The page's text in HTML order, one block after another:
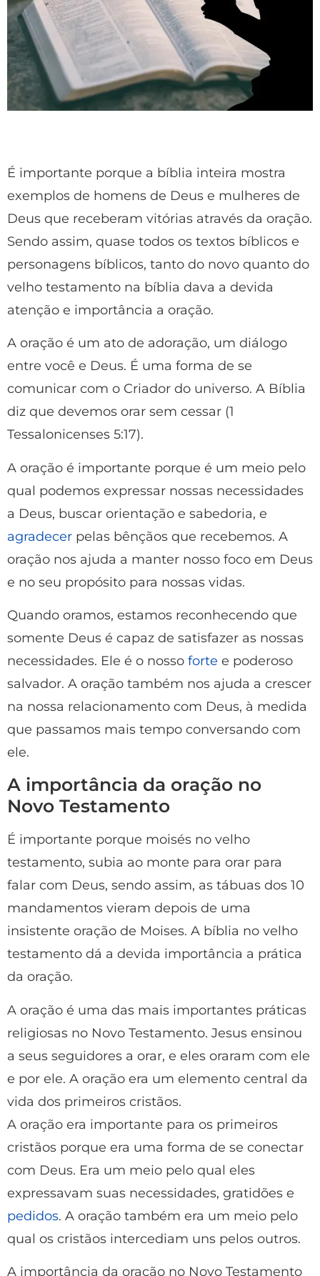
É importante porque a bíblia inteira mostra
exemplos de homens de Deus e mulheres de
Deus que receberam vitórias através da oração.
Sendo assim, quase todos os textos bíblicos e
personagens bíblicos, tanto do novo quanto do
velho testamento na bíblia dava a devida
atenção e importância a oração.
A oração é um ato de adoração, um diálogo
entre você e Deus. É uma forma de se
comunicar com o Criador do universo. A Bíblia
diz que devemos orar sem cessar (1
Tessalonicenses 5:17).
A oração é importante porque é um meio pelo
qual podemos expressar nossas necessidades
a Deus, buscar orientação e sabedoria, e
agradecer pelas bênçãos que recebemos. A
oração nos ajuda a manter nosso foco em Deus
e no seu propósito para nossas vidas.
Quando oramos, estamos reconhecendo que
somente Deus é capaz de satisfazer as nossas
necessidades. Ele é o nosso forte e poderoso
salvador. A oração também nos ajuda a crescer
na nossa relacionamento com Deus, à medida
que passamos mais tempo conversando com
ele.
A importância da oração no
Novo Testamento
É importante porque moisés no velho
testamento, subia ao monte para orar para
falar com Deus, sendo assim, as tábuas dos 10
mandamentos vieram depois de uma
insistente oração de Moises. A bíblia no velho
testamento dá a devida importância a prática
da oração.
A oração é uma das mais importantes práticas
religiosas no Novo Testamento. Jesus ensinou
a seus seguidores a orar, e eles oraram com ele
e por ele. A oração era um elemento central da
vida dos primeiros cristãos.
A oração era importante para os primeiros
cristãos porque era uma forma de se conectar
com Deus. Era um meio pelo qual eles
expressavam suas necessidades, gratidões e
pedidos. A oração também era um meio pelo
qual os cristãos intercediam uns pelos outros.
A importância da oração no Novo Testamento